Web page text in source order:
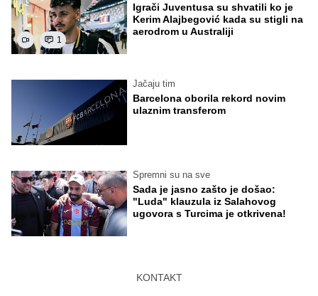
1
Igrači Juventusa su shvatili ko je
Kerim Alajbegović kada su stigli na
aerodrom u Australiji
Jačaju tim
Barcelona oborila rekord novim
ulaznim transferom
Spremni su na sve
Sada je jasno zašto je došao:
"Luda" klauzula iz Salahovog
ugovora s Turcima je otkrivena!
KONTAKT